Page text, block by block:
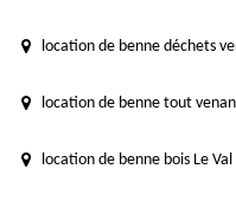
location de benne déchets
location de benne tout
location de benne bois Le